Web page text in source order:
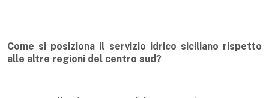
Come si posiziona il servizio idrico siciliano rispetto
alle altre regioni del centro sud?